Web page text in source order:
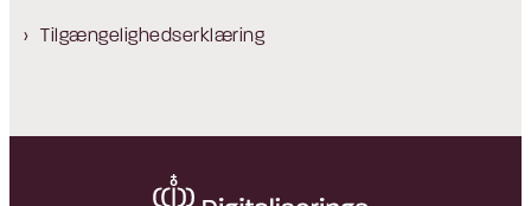
Tilgængelighedserklæring